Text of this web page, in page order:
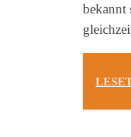
bekannt